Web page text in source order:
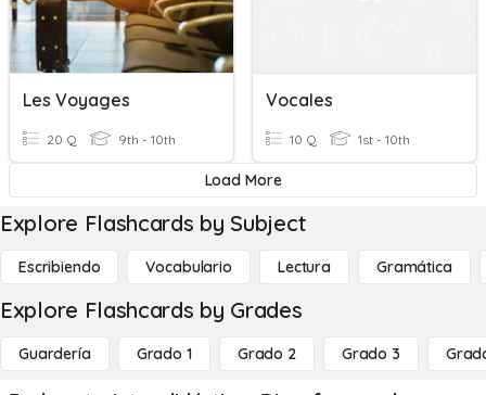
Les Voyages
20 Q 9th - 10th
Vocales
10 Q 1st - 10th
Load More
Explore Flashcards by Subject
Escribiendo Vocabulario Lectura Gramática
Explore Flashcards by Grades
Guardería Grado 1 Grado 2 Grado 3